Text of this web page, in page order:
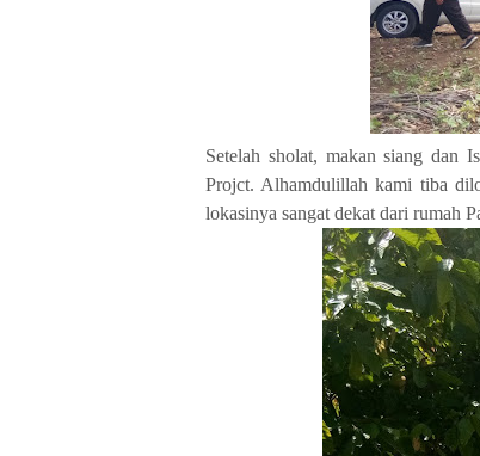
Setelah sholat, makan siang dan
Projct. Alhamdulillah kami tiba
lokasinya sangat dekat dari rumah